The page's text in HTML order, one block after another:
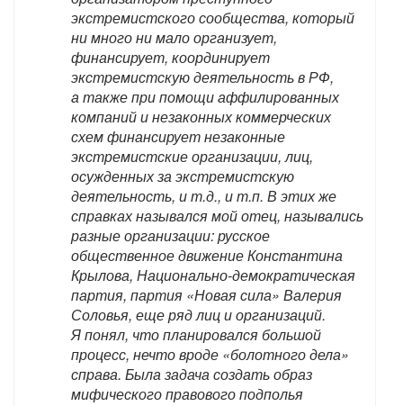
экстремистского сообщества, который
ни много ни мало организует,
финансирует, координирует
экстремистскую деятельность в РФ,
а также при помощи аффилированных
компаний и незаконных коммерческих
схем финансирует незаконные
экстремистские организации, лиц,
осужденных за экстремистскую
деятельность, и т.д., и т.п. В этих же
справках назывался мой отец, назывались
разные организации: русское
общественное движение Константина
Крылова, Национально-демократическая
партия, партия «Новая сила» Валерия
Соловья, еще ряд лиц и организаций.
Я понял, что планировался большой
процесс, нечто вроде «болотного дела»
справа. Была задача создать образ
мифического правового подполья